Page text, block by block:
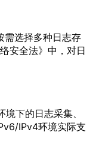
需选择多种日志存
安全法》中，对日
下的日志采集、
IPv4环境实际支